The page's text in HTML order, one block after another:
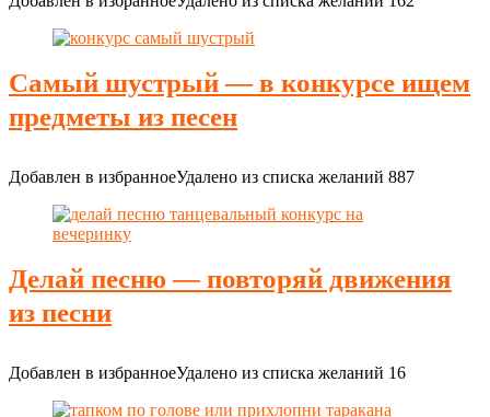
Самый шустрый — в конкурсе ищем
предметы из песен
Добавлен в избранноеУдалено из списка желаний 887
Делай песню — повторяй движения
из песни
Добавлен в избранноеУдалено из списка желаний 16